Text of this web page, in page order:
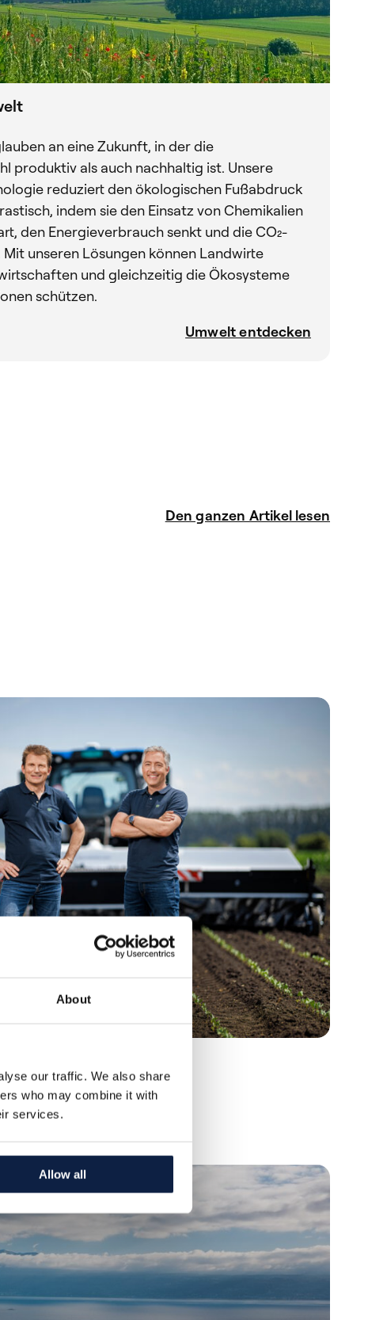
About
our traffic. We also share
who may combine it with
services.
Allow all
an eine Zukunft, in der die
produktiv als auch nachhaltig ist. Unsere
reduziert den ökologischen Fußabdruck
indem sie den Einsatz von Chemikalien
den Energieverbrauch senkt und die CO₂-
Mit unseren Lösungen können Landwirte
und gleichzeitig die Ökosysteme
schützen.
Umwelt entdecken
Den ganzen Artikel lesen